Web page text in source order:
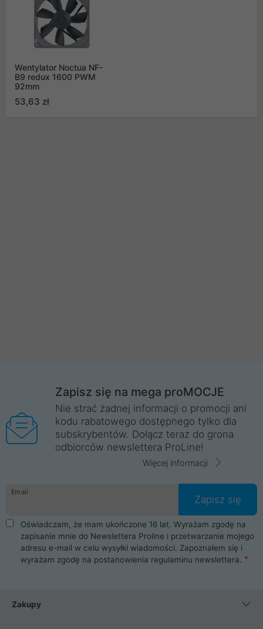
Wentylator Noctua NF-
B9 redux 1600 PWM
92mm
53,63 zł
Zapisz się na mega proMOCJE
Nie strać żadnej informacji o promocji ani
kodu rabatowego dostępnego tylko dla
subskrybentów. Dołącz teraz do grona
odbiorców newslettera ProLine!
Więcej informacji
Email
Zapisz się
Oświadczam, że mam ukończone 16 lat. Wyrażam zgodę na
zapisanie mnie do Newslettera Proline i przetwarzanie mojego
adresu e-mail w celu wysyłki wiadomości. Zapoznałem się i
wyrażam zgodę na postanowienia regulaminu newslettera.
Zakupy